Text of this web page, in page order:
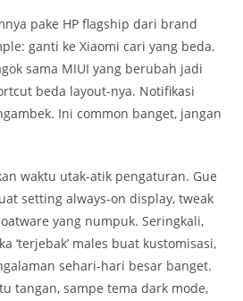
pake HP flagship dari brand
ganti ke Xiaomi cari yang beda.
sama MIUI yang berubah jadi
beda layout-nya. Notifikasi
Ini common banget, jangan
waktu utak-atik pengaturan. Gue
setting always-on display, tweak
yang numpuk. Seringkali,
‘terjebak’ males buat kustomisasi,
sehari-hari besar banget.
tangan, sampe tema dark mode,